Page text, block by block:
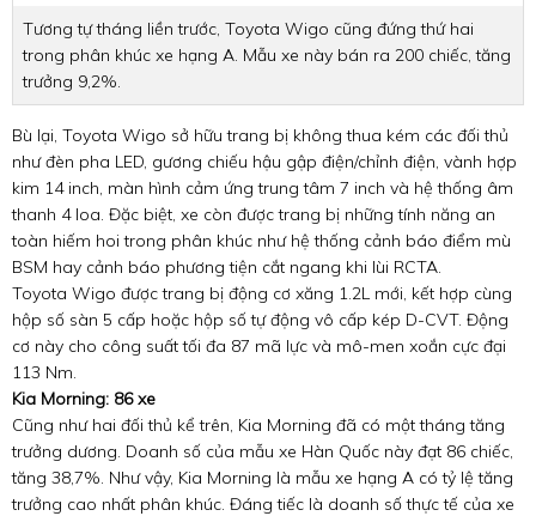
Tương tự tháng liền trước, Toyota Wigo cũng đứng thứ hai
trong phân khúc xe hạng A. Mẫu xe này bán ra 200 chiếc, tăng
trưởng 9,2%.
Bù lại, Toyota Wigo sở hữu trang bị không thua kém các đối thủ
như đèn pha LED, gương chiếu hậu gập điện/chỉnh điện, vành hợp
kim 14 inch, màn hình cảm ứng trung tâm 7 inch và hệ thống âm
thanh 4 loa. Đặc biệt, xe còn được trang bị những tính năng an
toàn hiếm hoi trong phân khúc như hệ thống cảnh báo điểm mù
BSM hay cảnh báo phương tiện cắt ngang khi lùi RCTA.
Toyota Wigo được trang bị động cơ xăng 1.2L mới, kết hợp cùng
hộp số sàn 5 cấp hoặc hộp số tự động vô cấp kép D-CVT. Động
cơ này cho công suất tối đa 87 mã lực và mô-men xoắn cực đại
113 Nm.
Kia Morning: 86 xe
Cũng như hai đối thủ kể trên, Kia Morning đã có một tháng tăng
trưởng dương. Doanh số của mẫu xe Hàn Quốc này đạt 86 chiếc,
tăng 38,7%. Như vậy, Kia Morning là mẫu xe hạng A có tỷ lệ tăng
trưởng cao nhất phân khúc. Đáng tiếc là doanh số thực tế của xe